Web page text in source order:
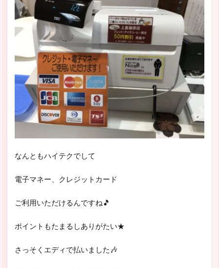
なんともハイテクでして
電子マネー、クレジットカード
ご利用いただけるんですね🎵
ポイントもたまるしありがたい★
さっそくエディで払いました🎶